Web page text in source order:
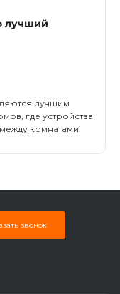
лучший
лучшим
где устройства
комнатами.
звонок